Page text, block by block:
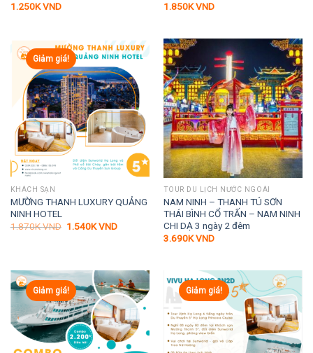
1.250KVND
1.850KVND
Giảm giá!
KHÁCH SẠN
MƯỜNG THANH LUXURY QUẢNG
NINH HOTEL
1.870KVND Giá
1.540KVNDGiá
TOUR DU LỊCH NƯỚC NGOÀI
NAM NINH – THANH TÚ SƠN
THÁI BÌNH CỔ TRẤN – NAM NINH
CHI DẠ 3 ngày 2 đêm
3.690KVND
Giảm giá! Giảm giá!